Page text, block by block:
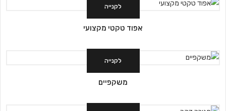
לקנייה
אפוד טקטי מקצועי
לקנייה
משקפיים